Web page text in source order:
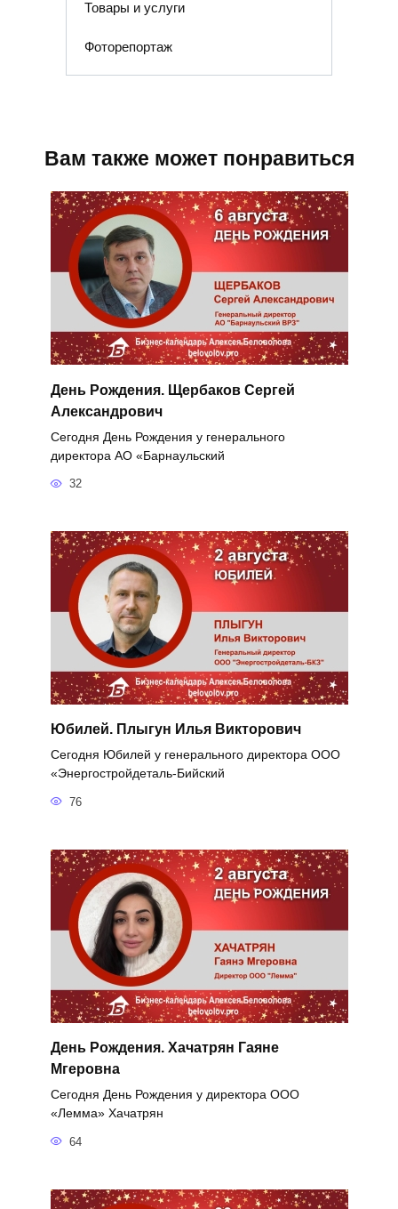
Товары и услуги
Фоторепортаж
Вам также может понравиться
День Рождения. Щербаков Сергей
Александрович
Сегодня День Рождения у генерального
директора АО «Барнаульский
32
Юбилей. Плыгун Илья Викторович
Сегодня Юбилей у генерального директора ООО
«Энергостройдеталь-Бийский
76
День Рождения. Хачатрян Гаяне
Мгеровна
Сегодня День Рождения у директора ООО
«Лемма» Хачатрян
64